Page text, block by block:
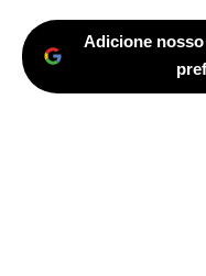
Adicione